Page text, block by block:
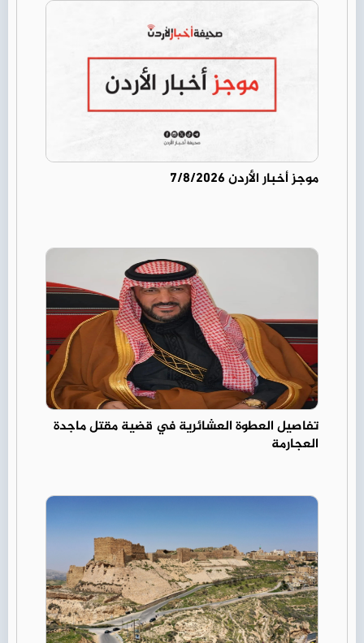
موجز أخبار الأردن 7/8/2026
تفاصيل العطوة العشائرية في قضية مقتل ماجدة
العجارمة